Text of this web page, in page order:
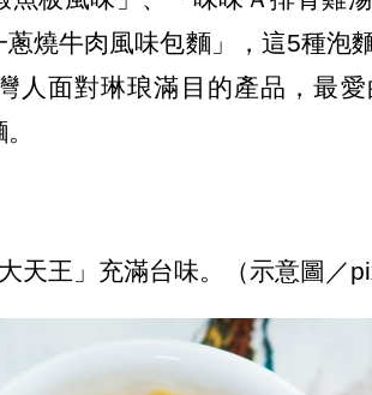
燒牛肉風味包麵」，這5種泡
人面對琳琅滿目的產品，最
天王」充滿台味。（示意圖／